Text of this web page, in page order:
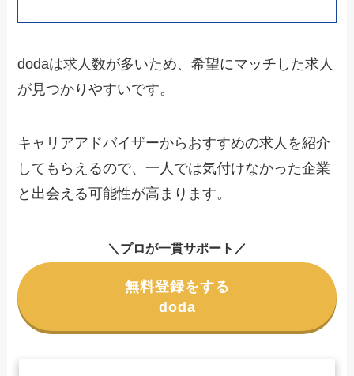
dodaは求人数が多いため、希望にマッチした求人
が見つかりやすいです。
キャリアアドバイザーからおすすめの求人を紹介
してもらえるので、一人では気付けなかった企業
と出会える可能性が高まります。
＼プロが一貫サポート／
無料登録をする
doda